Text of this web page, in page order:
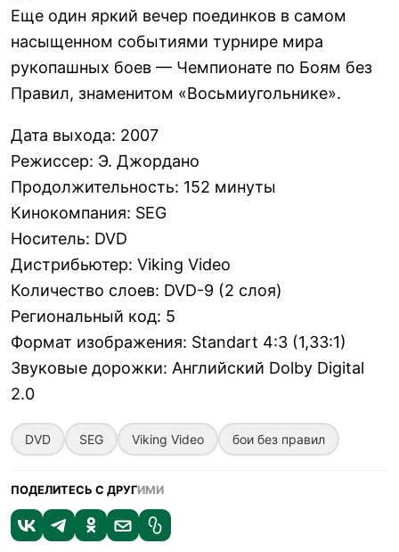
Еще один яркий вечер поединков в самом
насыщенном событиями турнире мира
рукопашных боев — Чемпионате по Боям без
Правил, знаменитом «Восьмиугольнике».
Дата выхода: 2007
Режиссер: Э. Джордано
Продолжительность: 152 минуты
Кинокомпания: SEG
Носитель: DVD
Дистрибьютер: Viking Video
Количество слоев: DVD-9 (2 слоя)
Региональный код: 5
Формат изображения: Standart 4:3 (1,33:1)
Звуковые дорожки: Английский Dolby Digital
2.0
DVD SEG Viking Video бои без правил
ПОДЕЛИТЕСЬ С ДРУГИМИ